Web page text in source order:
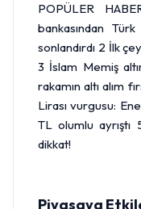
POPÜLER
bankasından Türk
sonlandırdı 2 İlk
3 İslam Memiş
rakamın altı alım
Lirası vurgusu:
TL olumlu
dikkat!
Piyasaya